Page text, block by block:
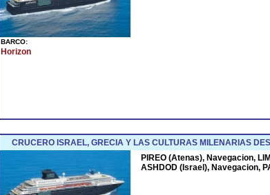
BARCO:
Horizon
CRUCERO ISRAEL, GRECIA Y LAS CULTURAS MILENARIAS
PIREO (Atenas), Navegacion,
ASHDOD (Israel), Navegacion,